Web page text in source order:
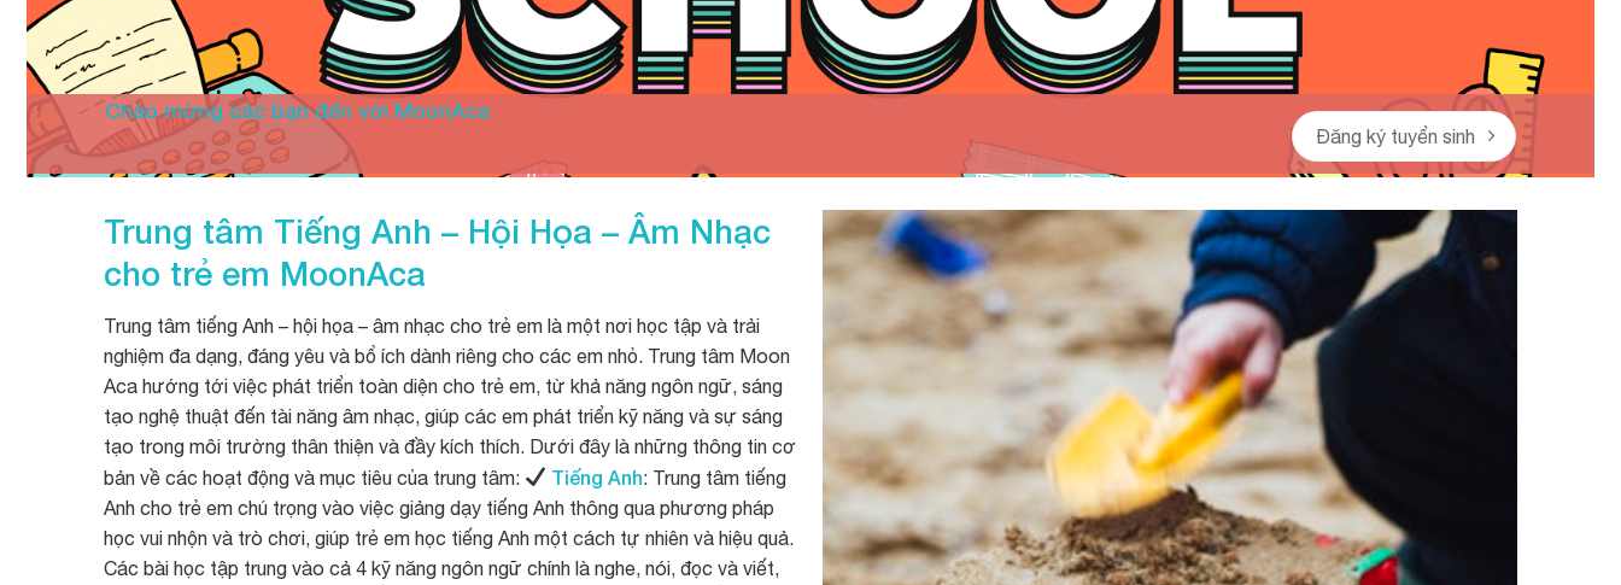
Chào mừng các bạn đến với MoonAca
Đăng ký tuyển sinh
Trung tâm Tiếng Anh – Hội Họa – Âm Nhạc
cho trẻ em MoonAca
Trung tâm tiếng Anh – hội họa – âm nhạc cho trẻ em là một nơi học tập và trải
nghiệm đa dạng, đáng yêu và bổ ích dành riêng cho các em nhỏ. Trung tâm Moon
Aca hướng tới việc phát triển toàn diện cho trẻ em, từ khả năng ngôn ngữ, sáng
tạo nghệ thuật đến tài năng âm nhạc, giúp các em phát triển kỹ năng và sự sáng
tạo trong môi trường thân thiện và đầy kích thích. Dưới đây là những thông tin cơ
bản về các hoạt động và mục tiêu của trung tâm:
Tiếng Anh: Trung tâm tiếng
Anh cho trẻ em chú trọng vào việc giảng dạy tiếng Anh thông qua phương pháp
học vui nhộn và trò chơi, giúp trẻ em học tiếng Anh một cách tự nhiên và hiệu quả.
Các bài học tập trung vào cả 4 kỹ năng ngôn ngữ chính là nghe, nói, đọc và viết,